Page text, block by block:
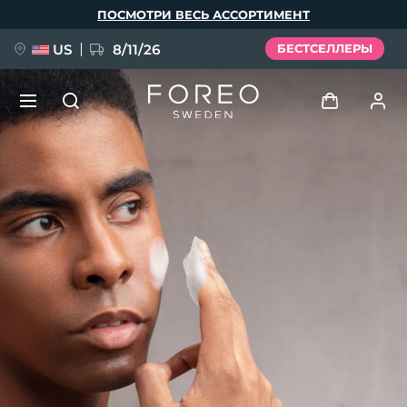
ПОСМОТРИ ВЕСЬ АССОРТИМЕНТ
US 8/11/26 БЕСТСЕЛЛЕРЫ
Мои подписки
НОВИНКА
FAQ™ Pure Beauty-Tech Elixir
BREAKING NEWS
issa™ Teeth Whitening Set
Язык
English Deutsch
Français
Italiano
Polski
Svenska
Türkçe
简体中文